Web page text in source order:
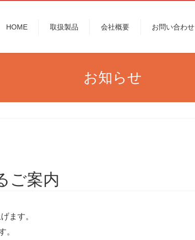
HOME 取扱製品 会社概要 お問い合わせ
お知らせ
ご案内
ます。
。